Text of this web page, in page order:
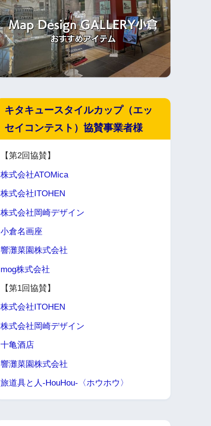
キタキュースタイルカップ（エッ
セイコンテスト）協賛事業者様
【第2回協賛】
株式会社ATOMica
株式会社ITOHEN
株式会社岡崎デザイン
小倉名画座
響灘菜園株式会社
mog株式会社
【第1回協賛】
株式会社ITOHEN
株式会社岡崎デザイン
十亀酒店
響灘菜園株式会社
旅道具と人-HouHou-〈ホウホウ〉